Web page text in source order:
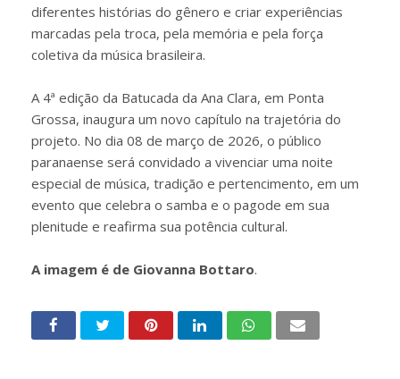
diferentes histórias do gênero e criar experiências
marcadas pela troca, pela memória e pela força
coletiva da música brasileira.
A 4ª edição da Batucada da Ana Clara, em Ponta
Grossa, inaugura um novo capítulo na trajetória do
projeto. No dia 08 de março de 2026, o público
paranaense será convidado a vivenciar uma noite
especial de música, tradição e pertencimento, em um
evento que celebra o samba e o pagode em sua
plenitude e reafirma sua potência cultural.
A imagem é de Giovanna Bottaro.